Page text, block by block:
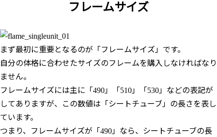
フレームサイズ
まず最初に重要となるのが「フレームサイズ」です。
自分の体格に合わせたサイズのフレームを購入しなければなり
ません。
フレームサイズには主に「490」「510」「530」などの表記が
してありますが、この数値は「シートチューブ」の長さを表し
ています。
つまり、フレームサイズが「490」なら、シートチューブの長